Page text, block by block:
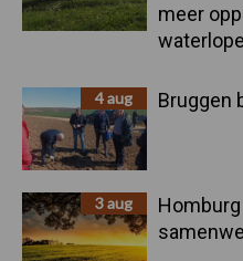
meer
4 aug Bruggen
3 aug